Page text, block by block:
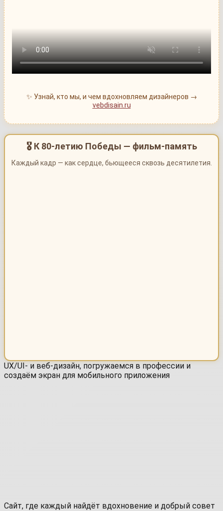
✨ Узнай, кто мы, и чем вдохновляем дизайнеров →
vebdisain.ru
🎖 К 80-летию Победы — фильм-память
Каждый кадр — как сердце, бьющееся сквозь десятилетия.
UX/UI- и веб-дизайн, погружаемся в профессии и
создаём экран для мобильного приложения
Сайт, где каждый найдёт вдохновение и добрый совет